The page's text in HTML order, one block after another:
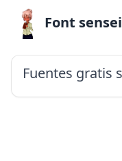
Font sensei
Fuentes gratis